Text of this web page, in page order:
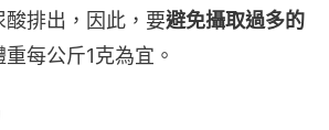
排出，因此，要避免攝取過多的
重每公斤1克為宜。